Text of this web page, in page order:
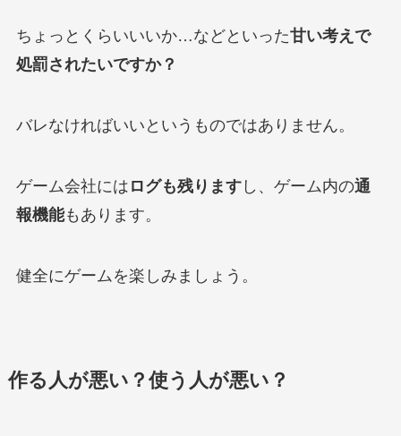
ちょっとくらいいいか…などといった甘い考えで
処罰されたいですか？
バレなければいいというものではありません。
ゲーム会社には ログも残りますし、ゲーム内の通
報機能もあります。
健全にゲームを楽しみましょう。
作る人が悪い？使う人が悪い？